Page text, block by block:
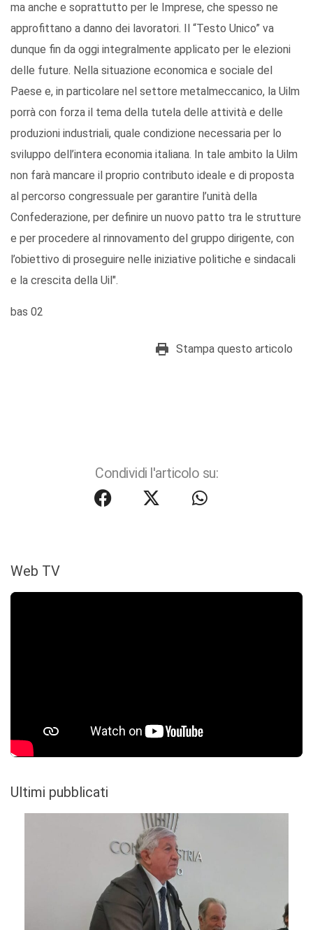
ma anche e soprattutto per le Imprese, che spesso ne
approfittano a danno dei lavoratori. Il “Testo Unico” va
dunque fin da oggi integralmente applicato per le elezioni
delle future. Nella situazione economica e sociale del
Paese e, in particolare nel settore metalmeccanico, la Uilm
porrà con forza il tema della tutela delle attività e delle
produzioni industriali, quale condizione necessaria per lo
sviluppo dell’intera economia italiana. In tale ambito la Uilm
non farà mancare il proprio contributo ideale e di proposta
al percorso congressuale per garantire l’unità della
Confederazione, per definire un nuovo patto tra le strutture
e per procedere al rinnovamento del gruppo dirigente, con
l’obiettivo di proseguire nelle iniziative politiche e sindacali
e la crescita della Uil".
bas 02
Stampa questo articolo
Condividi l'articolo su:
Web TV
Ultimi pubblicati